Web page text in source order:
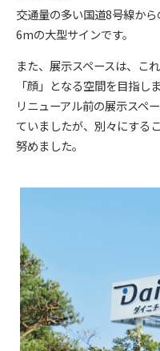
交通量の多い国道8号線か
6mの大型サインです。
また、展示スペースは、こ
「顔」となる空間を目指し
リニューアル前の展示スペ
ていましたが、別々にする
努めました。